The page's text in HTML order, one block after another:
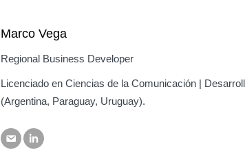
Marco Vega
Regional Business Developer
Licenciado en Ciencias de la Comunicación |
(Argentina, Paraguay, Uruguay).